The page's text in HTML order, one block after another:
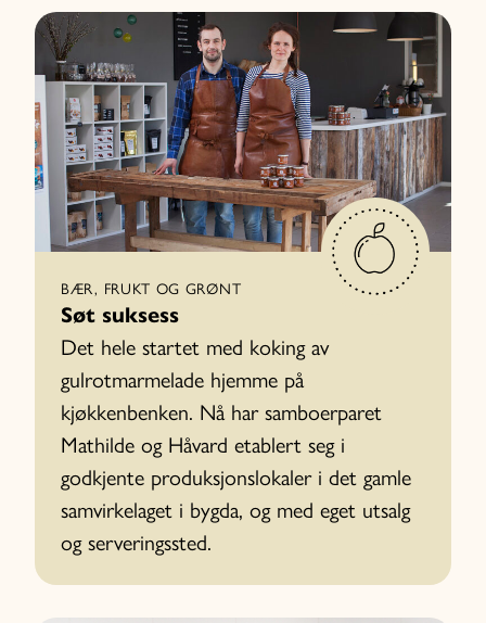
BÆR, FRUKT OG GRØNT
Søt suksess
Det hele startet med koking av
gulrotmarmelade hjemme på
kjøkkenbenken. Nå har samboerparet
Mathilde og Håvard etablert seg i
godkjente produksjonslokaler i det gamle
samvirkelaget i bygda, og med eget utsalg
og serveringssted.